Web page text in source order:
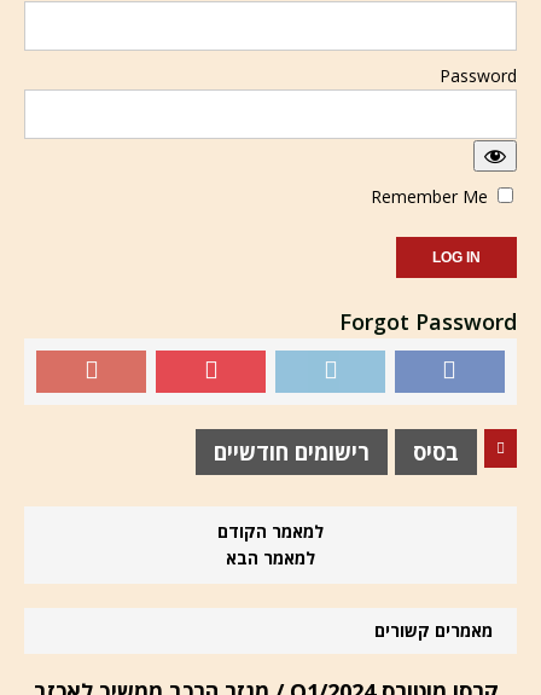
Password
Forgot Password
בסיס רישומים חודשיים
למאמר הקודם
למאמר הבא
מאמרים קשורים